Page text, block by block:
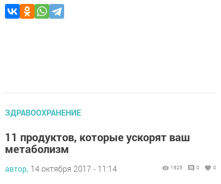
ЗДРАВООХРАНЕНИЕ
11 продуктов, которые ускорят ваш
метаболизм
автор, 14 октября 2017 - 11:14 1625 0 0